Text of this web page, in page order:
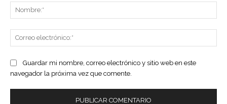
Guardar mi nombre, correo electrónico y sitio web en este
navegador la próxima vez que comente.